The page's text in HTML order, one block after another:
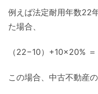
例えば法定耐用年数22
た場合、
（22−10）+10×20%
この場合、中古不動産